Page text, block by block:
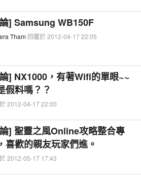
] Samsung WB150F
Tham回覆於 2012-04-17 22:05
] NX1000，有著Wifi的單眼~~
假料嗎？？
2012-04-17 22:00
] 聖靈之風Online攻略整合專
喜歡的親友玩家們進。
2012-05-17 17:43